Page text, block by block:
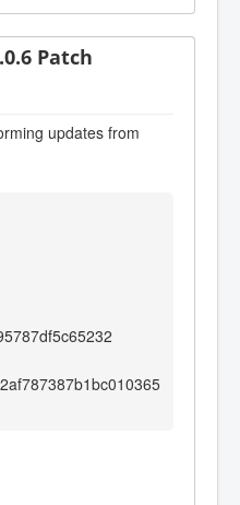
Patch
updates from